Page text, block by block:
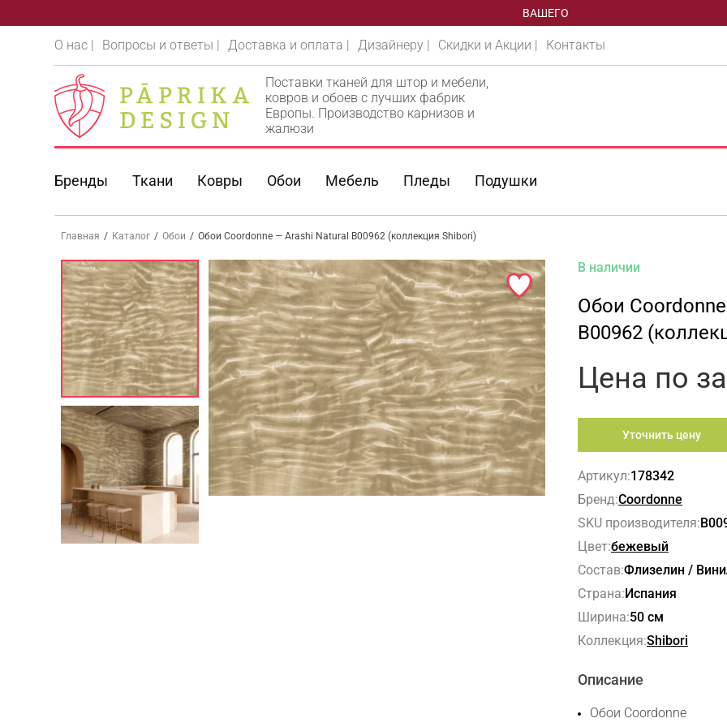
ВАШЕГО
О нас | Вопросы и ответы | Доставка и оплата | Дизайнеру | Скидки и Акции | Контакты
Поставки тканей для штор и мебели,
ковров и обоев с лучших фабрик
Европы. Производство карнизов и
жалюзи
Бренды Ткани Ковры Обои Мебель Пледы Подушки
Главная / Каталог / Обои / Обои Coordonne — Arashi Natural B00962 (коллекция Shibori)
В наличии
Обои
B00962
Цена по
Уточнить цену
Артикул:178342
Бренд:Coordonne
SKU производителя:
Цвет:бежевый
Состав:Флизелин /
Страна:Испания
Ширина:50 см
Коллекция:Shibori
Описание
Обои Coordonne